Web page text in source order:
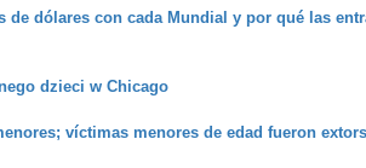
de dólares con cada Mundial y por qué las
dzieci w Chicago
víctimas menores de edad fueron